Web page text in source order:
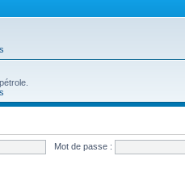
Mot de passe :